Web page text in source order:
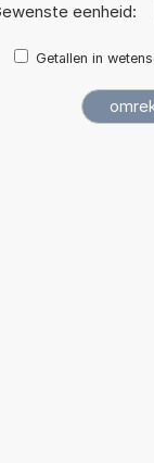
eenheid:
Getallen in